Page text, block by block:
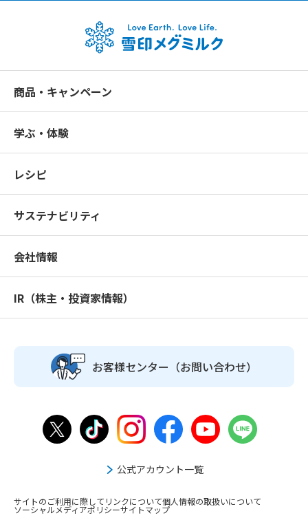
商品・キャンペーン
学ぶ・体験
レシピ
サステナビリティ
会社情報
IR（株主・投資家情報）
お客様センター （お問い合わせ）
公式アカウント一覧
サイトのご利用に際して リンクについて個人情報の取扱いについて
ソーシャルメディアポリシーサイトマップ